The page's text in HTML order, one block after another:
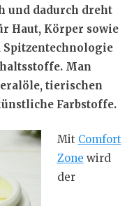
und dadurch dreht
Haut, Körper sowie
Spitzentechnologie
Man
tierischen
Farbstoffe.
Mit Comfort
Zone wird
der